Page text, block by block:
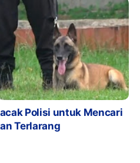
Polisi untuk Mencari
Terlarang